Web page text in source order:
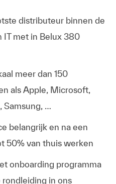
distributeur binnen de
IT met in Belux 380
meer dan 150
als Apple, Microsoft,
…
belangrijk en na een
50% van thuis werken
onboarding programma
in ons